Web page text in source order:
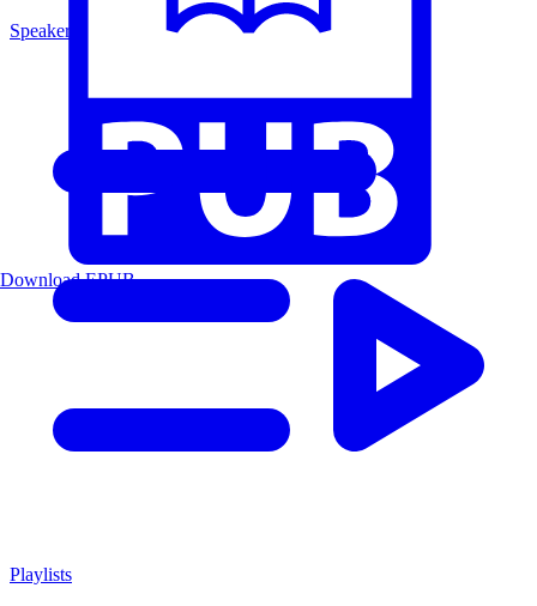
Speakers
Playlists
Download EPUB